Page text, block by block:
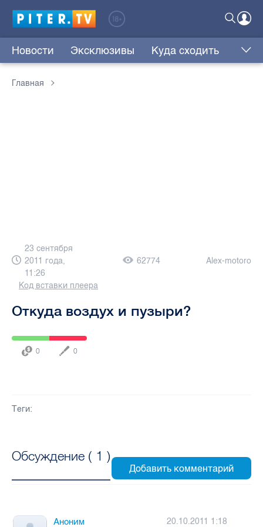
Новости Эксклюзивы Куда сходить
Главная
23 сентября
2011 года,
11:26
62774 Alex-motoro
Код вставки плеера
Откуда воздух и пузыри?
0 0
Теги:
Обсуждение ( 1 )
Аноним
20.10.2011 1:18